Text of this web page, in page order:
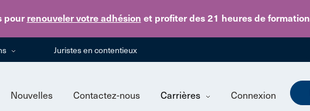
pour renouveler votre adhésion et profiter des 21 heures de formation
Skip to main content
Juristes en contentieux
Nouvelles Contactez-nous Carrières Connexion